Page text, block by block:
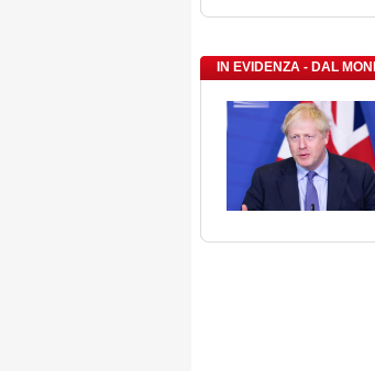
IN EVIDENZA - DAL